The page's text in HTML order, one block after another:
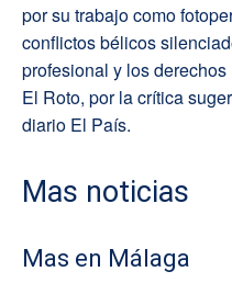
por su trabajo como
conflictos bélicos
profesional y los
El Roto, por la crítica
diario El País.
Mas noticias
Mas en Málaga